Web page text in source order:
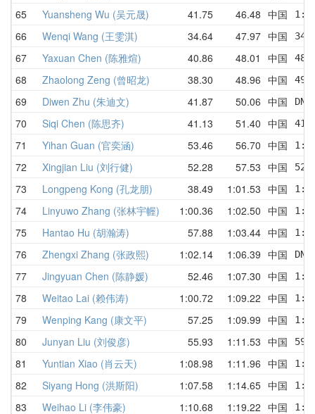
65 Yuansheng Wu (吴元晟) 41.75 46.48 中国
66 Wenqi Wang (王雯淇) 34.64 47.97 中国
67 Yaxuan Chen (陈雅煊) 40.86 48.01 中国
68 Zhaolong Zeng (曾昭龙) 38.30 48.96 中国
69 Diwen Zhu (朱迪文) 41.87 50.06 中国
70 Siqi Chen (陈思齐) 41.13 51.40 中国
71 Yihan Guan (官奕涵) 53.46 56.70 中国
72 Xingjian Liu (刘行健) 52.28 57.53 中国
73 Longpeng Kong (孔龙朋) 38.49 1:01.53 中国
74 Linyuwo Zhang (张林宇幄) 1:00.36 1:02.50 中国
75 Hantao Hu (胡瀚涛) 57.88 1:03.44 中国
76 Zhengxi Zhang (张政熙) 1:02.14 1:06.39 中国
77 Jingyuan Chen (陈静媛) 52.46 1:07.30 中国
78 Weitao Lai (赖伟涛) 1:00.72 1:09.22 中国
79 Wenping Kang (康文平) 57.25 1:09.99 中国
80 Junyan Liu (刘俊彦) 55.93 1:11.53 中国
81 Yuntian Xiao (肖云天) 1:08.98 1:11.96 中国
82 Siyang Hong (洪斯阳) 1:07.58 1:14.65 中国
83 Weihao Li (李伟豪) 1:10.68 1:19.22 中国